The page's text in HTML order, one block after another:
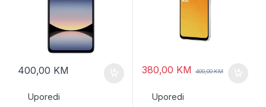
400,00 KM
Uporedi
380,00 KM 400,00KM
Uporedi